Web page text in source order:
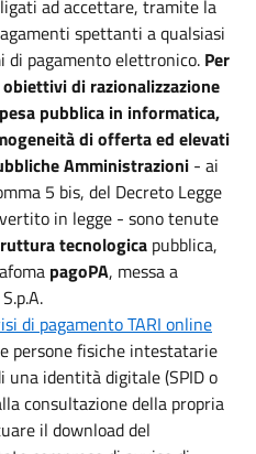
ad accettare, tramite la
spettanti a qualsiasi
pagamento elettronico. Per
di razionalizzazione
pubblica in informatica,
di offerta ed elevati
Amministrazioni - ai
5 bis, del Decreto Legge
in legge - sono tenute
tecnologica pubblica,
pagoPA, messa a
di pagamento TARI online
persone fisiche intestatarie
una identità digitale (SPID o
consultazione della propria
il download del